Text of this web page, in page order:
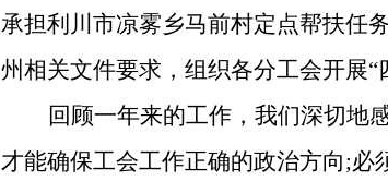
承担利川市凉雾乡马前村定点帮扶任
州相关文件要求，组织各分工会开展“
回顾一年来的工作，我们深切地
才能确保工会工作正确的政治方向;必